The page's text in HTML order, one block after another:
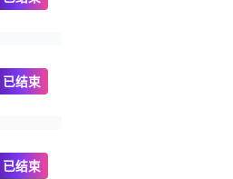
已结束
已结束